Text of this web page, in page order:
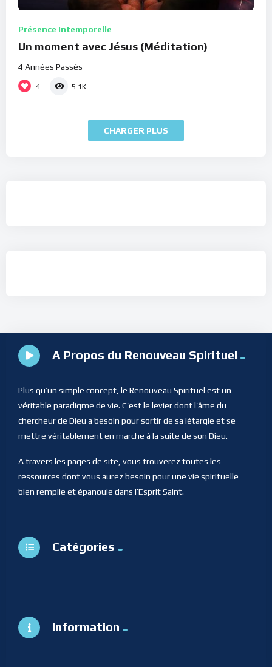
Présence Intemporelle
Un moment avec Jésus (Méditation)
4 Années Passés
4 5.1K
CHARGER PLUS
A Propos du Renouveau Spirituel
Plus qu’un simple concept, le Renouveau Spirituel est un
véritable paradigme de vie. C’est le levier dont l’âme du
chercheur de Dieu a besoin pour sortir de sa létargie et se
mettre véritablement en marche à la suite de son Dieu.
A travers les pages de site, vous trouverez toutes les
ressources dont vous aurez besoin pour une vie spirituelle
bien remplie et épanouie dans l’Esprit Saint.
Catégories
Information